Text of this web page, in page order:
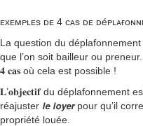
ᴇxᴇᴍᴘʟᴇs ᴅᴇ 4 ᴄᴀs ᴅᴇ
La question du
que l’on soit bailleur ou
𝟒 𝐜𝐚𝐬 où cela est possible !
𝐋’𝐨𝐛𝐣𝐞𝐜𝐭𝐢𝐟 du déplafonnement
réajuster 𝙡𝙚 𝙡𝙤𝙮𝙚𝙧 pour qu’il
propriété louée.